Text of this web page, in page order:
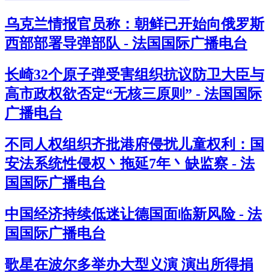
乌克兰情报官员称：朝鲜已开始向俄罗斯
西部部署导弹部队 - 法国国际广播电台
长崎32个原子弹受害组织抗议防卫大臣与
高市政权欲否定“无核三原则” - 法国国际
广播电台
不同人权组织齐批港府侵扰儿童权利：国
安法系统性侵权丶拖延7年丶缺监察 - 法
国国际广播电台
中国经济持续低迷让德国面临新风险 - 法
国国际广播电台
歌星在波尔多举办大型义演 演出所得捐